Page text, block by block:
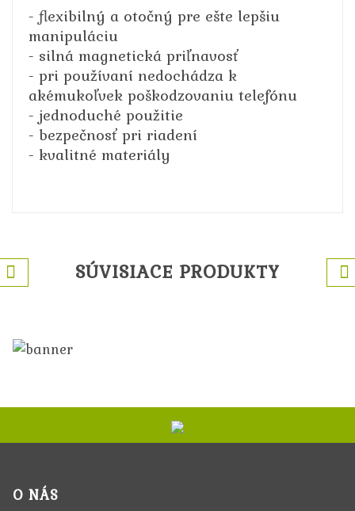
- flexibilný a otočný pre ešte lepšiu
manipuláciu
- silná magnetická priľnavosť
- pri používaní nedochádza k
akémukoľvek poškodzovaniu telefónu
- jednoduché použitie
- bezpečnosť pri riadení
- kvalitné materiály
SÚVISIACE PRODUKTY
O NÁS